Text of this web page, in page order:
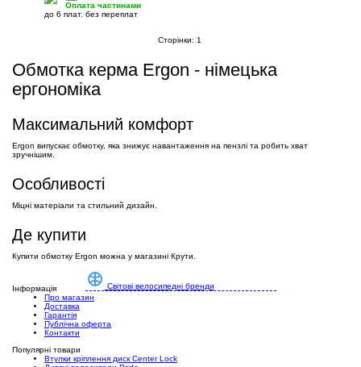
Оплата частинами
до 6 плат. без переплат
Сторінки: 1
Обмотка керма Ergon - німецька
ергономіка
Максимальний комфорт
Ergon випускає обмотку, яка знижує навантаження на пензлі та робить хват
зручнішим.
Особливості
Міцні матеріали та стильний дизайн.
Де купити
Купити обмотку Ergon можна у магазині Крути.
Світові велосипедні бренди
Інформація
Про магазин
Доставка
Гарантія
Публічна оферта
Контакти
Популярні товари
Втулки кріплення диск Center Lock